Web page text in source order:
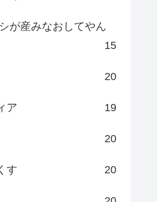
が産みなおしてやん
15
20
ア 19
20
す 20